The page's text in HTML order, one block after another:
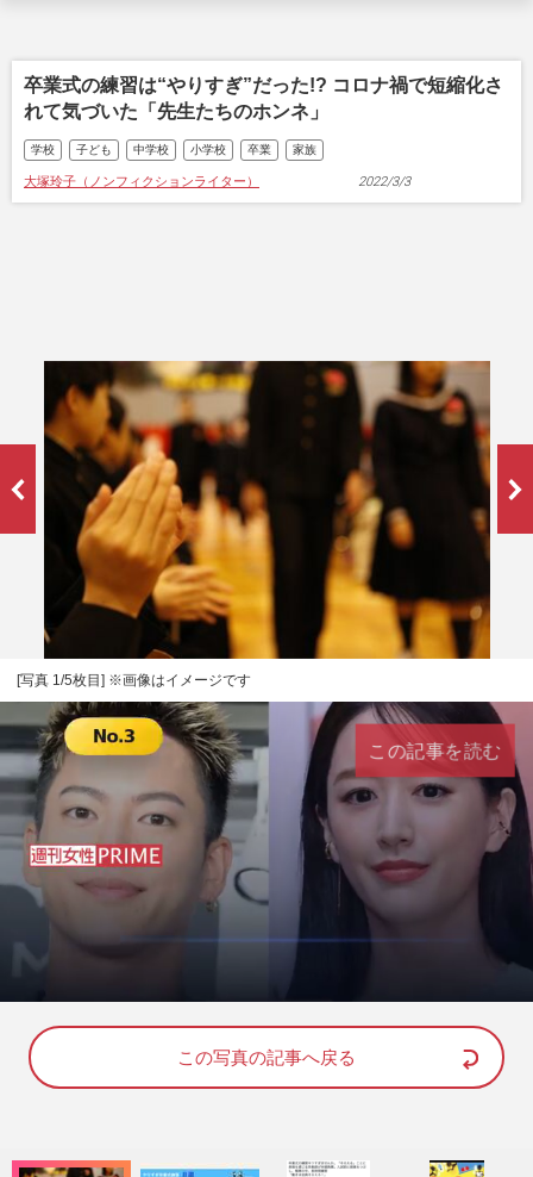
卒業式の練習は“やりすぎ”だった!? コロナ禍で短縮化さ
れて気づいた「先生たちのホンネ」
学校 子ども 中学校 小学校 卒業 家族
大塚玲子（ノンフィクションライター） 2022/3/3
[写真 1/5枚目] ※画像はイメージです
n
u
o
d
:
この記事を読む
この写真の記事へ戻る